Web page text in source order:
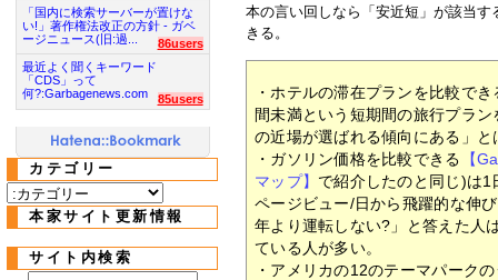
本の言い回しなら「安近短」が該当
きる。
・ホテルの滞在プランを比較でき
間未満という短期間の旅行プラ
の近場が選ばれる傾向にある」
・ガソリン価格を比較できる
【
マップ】 で紹介したのと同じ)は
ページビュー/日から飛躍的な伸
年より運転しない?」と答えた人
ている人が多い。
・アメリカの12のテーマパーク
「国内に検索サーバーが置けな
い!」著作権法改正の方針 - ガベ
ージニュース(旧:過...
86users
最近よく聞くキーワード
「CDS」って
何?:Garbagenews.com
85users
カテゴリー
本家サイト更新情報
サイト内検索